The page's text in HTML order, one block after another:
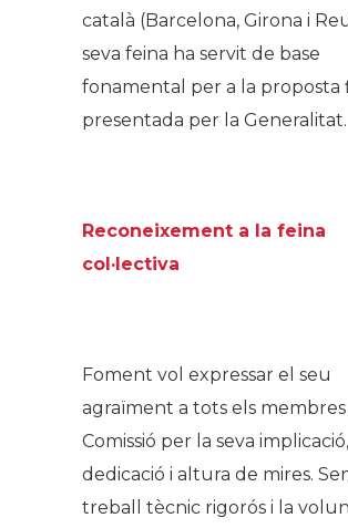
català (Barcelona, Girona i
seva feina ha servit de base
fonamental per a la proposta
presentada per la Generalitat.
Reconeixement a la feina
col·lectiva
Foment vol expressar el seu
agraïment a tots els
Comissió per la seva implicació,
dedicació i altura de mires.
treball tècnic rigorós i la